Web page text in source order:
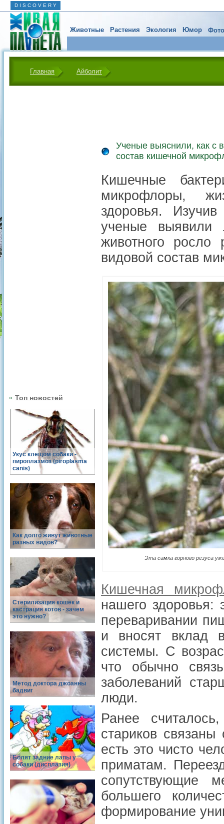
D I S C O V E R Y
Животные Растения Экология Юмор
Главная Айболит
Топ новостей
Укус клещом собаки -
пироплазмоз (piroplasma
canis)
Как долго живут животные
разных видов?
Стерилизация кошек и
кастрация котов - зачем
это нужно?
Метод доктора джоанны
бадвиг
Болят задние лапы у
собаки (дисплазия)
Ученые выяснили, как с
состав кишечной
Кишечные
микрофлоры,
здоровья.
ученые выявили
животного росло
видовой состав
Эта самка горного резуса
Кишечная
нашего здоровья:
переваривании
и вносят вклад
системы. С
что обычно
заболеваний
люди.
Ранее
стариков
есть это чисто
приматам.
сопутствующие
большего
формирование